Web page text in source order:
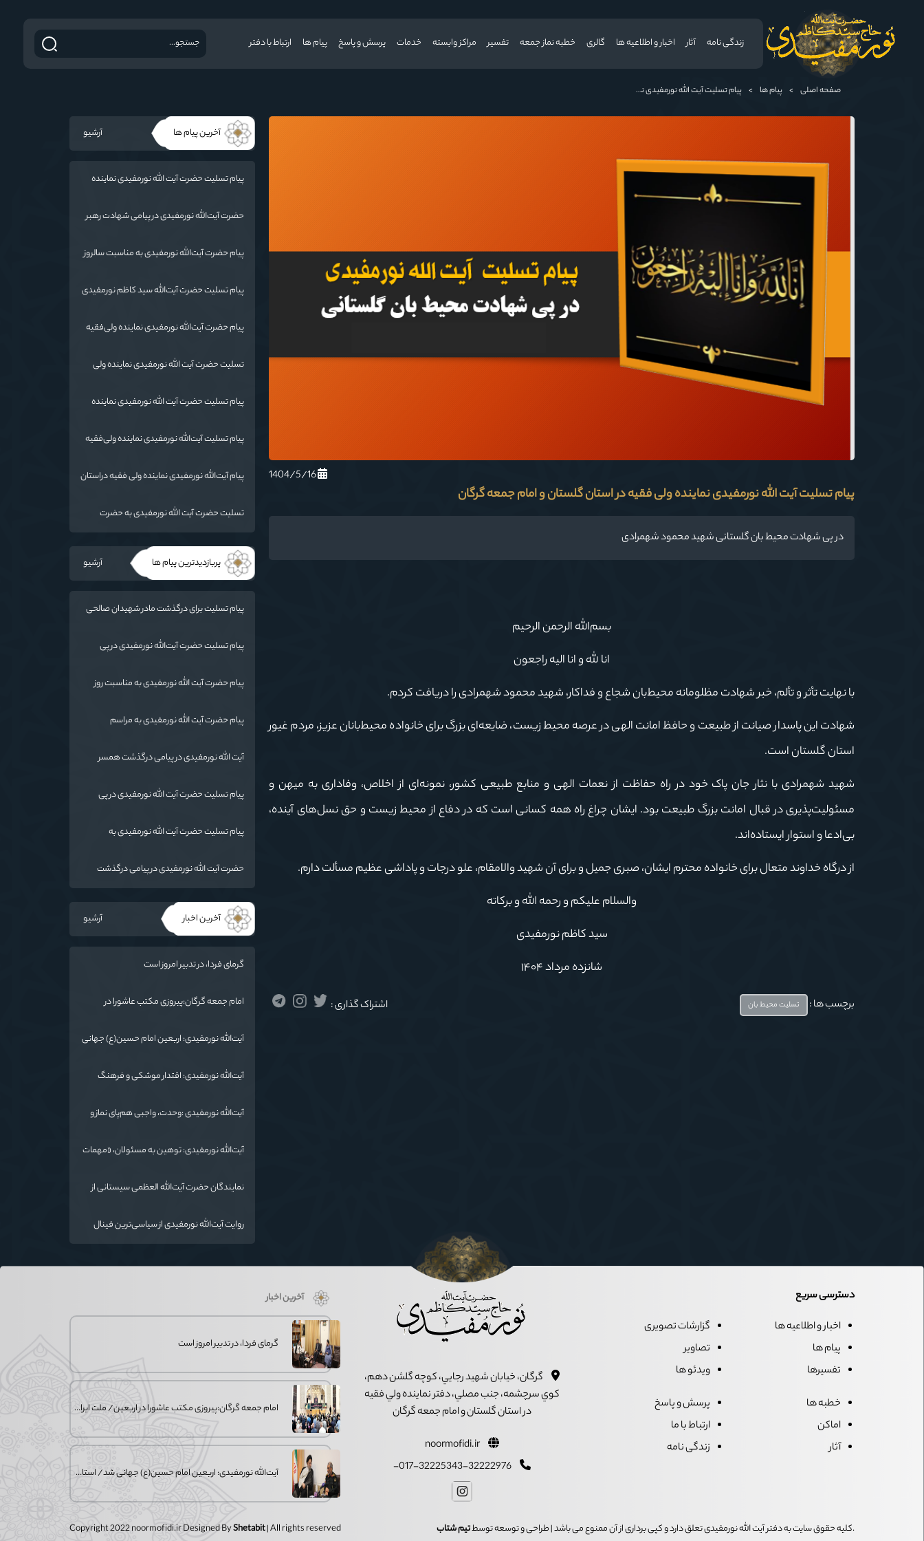
زندگی نامه آثار اخبار و اطلاعیه ها گالری خطبه نماز جمعه تفسیر مراکز وابسته خدمات پرسش و پاسخ پیام ها ارتباط با دفتر
صفحه اصلی > پیام ها > پیام تسلیت آیت الله نورمفیدی نماینده ولی فقیه در استان گلستان و امام جمعه گرگان
1404/5/16
پیام تسلیت آیت الله نورمفیدی نماینده ولی فقیه در استان گلستان و امام جمعه گرگان
در پی شهادت محیط بان گلستانی شهید محمود شهمرادی
بسم‌الله الرحمن الرحیم
انا لله و انا الیه راجعون
با نهایت تأثر و تألم، خبر شهادت مظلومانه محیط‌بان شجاع و فداکار، شهید محمود شهمرادی را دریافت کردم.
شهادت این پاسدار صیانت از طبیعت و حافظ امانت الهی در عرصه محیط زیست، ضایعه‌ای بزرگ برای خانواده محیط‌بانان عزیز، مردم غیور
استان گلستان است.
شهید شهمرادی با نثار جان پاک خود در راه حفاظت از نعمات الهی و منابع طبیعی کشور، نمونه‌ای از اخلاص، وفاداری به میهن و
مسئولیت‌پذیری در قبال امانت بزرگ طبیعت بود. ایشان چراغ راه همه کسانی است که در دفاع از محیط زیست و حق نسل‌های آینده،
بی‌ادعا و استوار ایستاده‌اند.
از درگاه خداوند متعال برای خانواده محترم ایشان، صبری جمیل و برای آن شهید والامقام، علو درجات و پاداشی عظیم مسألت دارم.
والسلام علیکم و رحمه الله و برکاته
سید کاظم نورمفیدی
شانزده مرداد۱۴۰۴
برچسب ها : تسلیت محیط بان اشتراک گذاری :
آخرین پیام ها آرشیو
پیام تسلیت حضرت آیت الله نورمفیدی نماینده
در پی درگذشت فرماندار مراوه تپه
حضرت آیت‌الله‌ نورمفیدی در پیامی شهادت رهبر
العظمی امام خامنه‌ای «ره» را به محضر بقیة الله
الأعظم (ارواحنا فداه) و عموم مسلمانان تسلیت
پیام حضرت آیت‌الله نورمفیدی به مناسبت سالروز
همسران شهدا:
پیام تسلیت حضرت آیت‌الله سید کاظم نورمفیدی
پیام حضرت آیت‌الله نورمفیدی نماینده ولی‌فقیه
تسليت حضرت آیت الله نورمفیدی نماینده ولی
پیام تسلیت حضرت آیت الله نورمفیدی نماینده
پیام تسلیت آیت‌الله نورمفیدی نماینده ولی‌فقیه
پیام آیت‌الله نورمفیدی نماینده ولی فقیه دراستان
تسلیت حضرت آیت الله نورمفیدی به حضرت
پربازدیدترین پیام ها آرشیو
پیام تسلیت برای درگذشت مادر شهیدان صالحی
پیام تسلیت حضرت آیت‌الله نورمفیدی در پی
پیام حضرت آیت الله نورمفیدی به مناسبت روز
پیام حضرت آیت الله نورمفیدی به مراسم
آیت الله نورمفیدی در پیامی درگذشت همسر
پیام تسلیت حضرت آیت الله نورمفیدی در پی
گلستان
پیام تسلیت حضرت آیت الله نورمفیدی به
حضرت آیت الله نورمفیدی در پیامی درگذشت
آخرین اخبار آرشیو
گرمای فردا، در تدبیر امروز است
امام جمعه گرگان:پیروزی مکتب عاشورا در
نمی‌شود
آیت‌الله نورمفیدی: اربعین امام حسین(ع) جهانی
تهمت به مسئولان حد شرعی دارد
آیت‌الله نورمفیدی: اقتدار موشکی و فرهنگ
تا ضرورت روایتگری جهانی
آیت‌الله نورمفیدی :وحدت، واجبی هم‌پای نماز و
آیت‌الله نورمفیدی: توهین به مسئولان، «مهمات
به جای جنگ است
نمایندگان حضرت آیت‌الله العظمی سیستانی از
کردند
روایت آیت‌الله نورمفیدی از سیاسی‌ترین فینال
دسترسی سریع
اخبار و اطلاعیه ها
پیام ها
تفسیرها
گزارشات تصویری
تصاویر
ویدئو ها
خطبه ها
اماکن
آثار
پرسش و پاسخ
ارتباط با ما
زندگی نامه
گرگان، خيابان شهيد رجايي، کوچه گلشن دهم،
کوي سرچشمه، جنب مصلي، دفتر نماينده ولي فقيه
در استان گلستان و امام جمعه گرگان
آخرین اخبار
گرمای فردا، در تدبیر امروز است
امام جمعه گرگان:پیروزی مکتب عاشورا در اربعین/ ملت ایران در برابر استکبار
آیت‌الله نورمفیدی: اربعین امام حسین(ع) جهانی شد/ استان گلستان الگوی
.کلیه حقوق سایت به دفتر آیت الله نورمفیدی تعلق دارد و کپی برداری از آن ممنوع می باشد | طراحی و توسعه توسطتیم شتاب Copyright 2022 noormofidi.ir Designed ByShetabit| All rights reserved